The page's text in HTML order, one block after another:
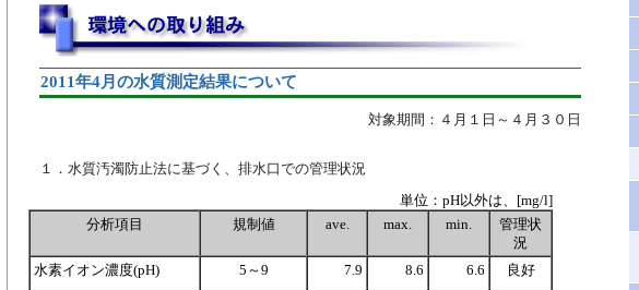
2011年4月の水質測定結果について
対象期間：４月１日～４月３０日
１．水質汚濁防止法に基づく、排水口での管理状況
単位：pH以外は、[mg/l]
分析項目
規制値 ave. max. min.
管理状
況
水素イオン濃度(pH)
5～9 7.9 8.6 6.6 良好